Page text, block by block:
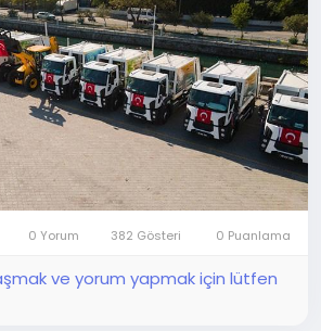
0 Yorum 382 Gösteri 0 Puanlama
ve yorum yapmak için lütfen